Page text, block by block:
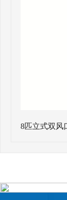
8匹立式双